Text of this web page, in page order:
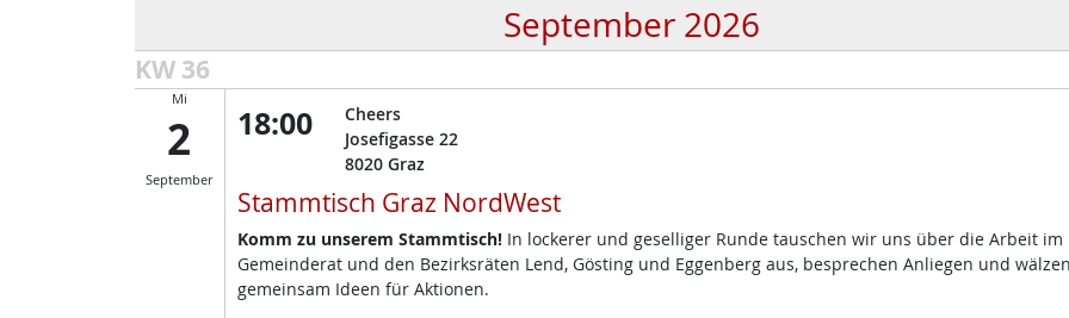
September 2026
KW 36
Mi
2
September
18:00
Cheers
Josefigasse 22
8020 Graz
Stammtisch Graz NordWest
Komm zu unserem Stammtisch!In lockerer und geselliger Runde tauschen wir uns über die Arbeit im
Gemeinderat und den Bezirksräten Lend, Gösting und Eggenberg aus, besprechen Anliegen und
gemeinsam Ideen für Aktionen.